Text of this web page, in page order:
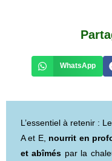
WhatsApp
L’essentiel à retenir :
A et E, nourrit en
et abîmés par la